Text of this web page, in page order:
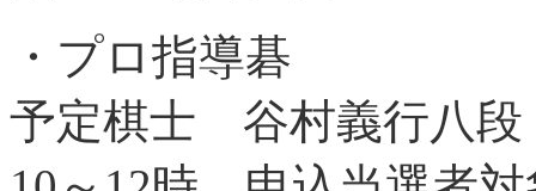
・プロ指導碁
予定棋士 谷村義行八